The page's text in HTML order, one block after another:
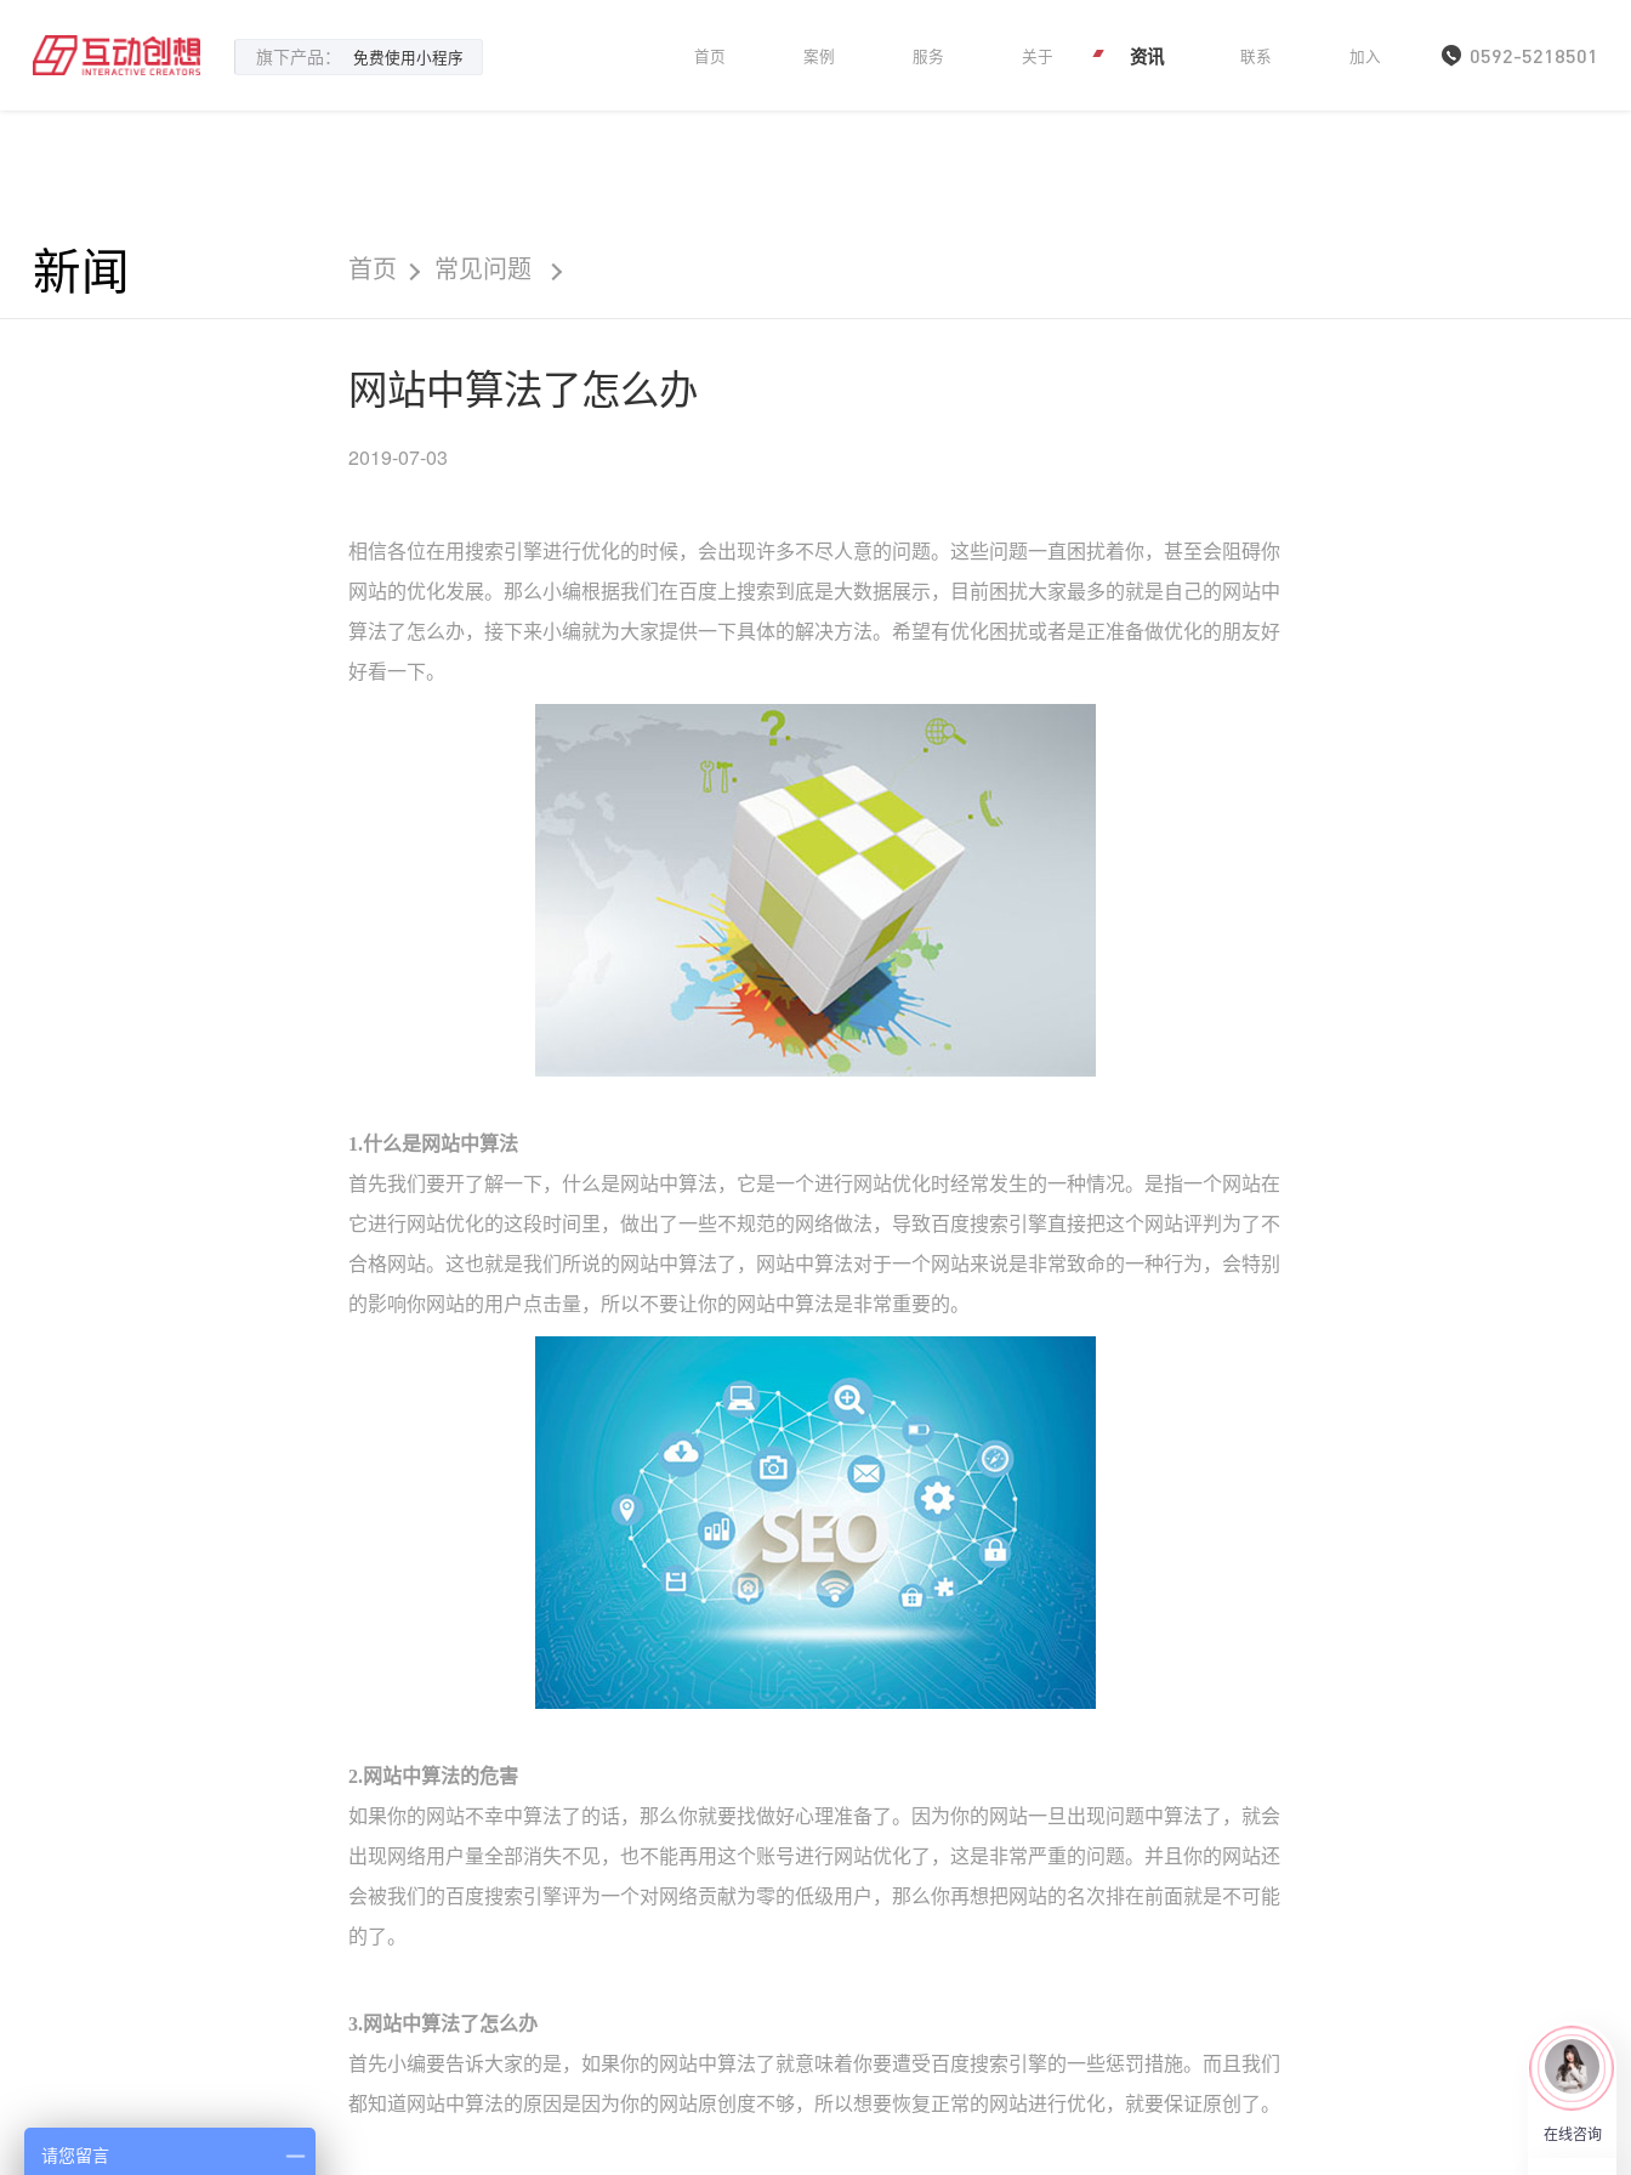
在线咨询
旗下产品： 免费使用小程序 首页 案例 服务 关于 资讯 联系 加入 0592-5218501
新闻 首页 常见问题
网站中算法了怎么办
2019-07-03
相信各位在用搜索引擎进行优化的时候，会出现许多不尽人意的问题。这些问题一直困扰着你，甚至会阻碍你
网站的优化发展。那么小编根据我们在百度上搜索到底是大数据展示，目前困扰大家最多的就是自己的网站中
算法了怎么办，接下来小编就为大家提供一下具体的解决方法。希望有优化困扰或者是正准备做优化的朋友好
好看一下。
1.什么是网站中算法
首先我们要开了解一下，什么是网站中算法，它是一个进行网站优化时经常发生的一种情况。是指一个网站在
它进行网站优化的这段时间里，做出了一些不规范的网络做法，导致百度搜索引擎直接把这个网站评判为了不
合格网站。这也就是我们所说的网站中算法了，网站中算法对于一个网站来说是非常致命的一种行为，会特别
的影响你网站的用户点击量，所以不要让你的网站中算法是非常重要的。
2.网站中算法的危害
如果你的网站不幸中算法了的话，那么你就要找做好心理准备了。因为你的网站一旦出现问题中算法了，就会
出现网络用户量全部消失不见，也不能再用这个账号进行网站优化了，这是非常严重的问题。并且你的网站还
会被我们的百度搜索引擎评为一个对网络贡献为零的低级用户，那么你再想把网站的名次排在前面就是不可能
的了。
3.网站中算法了怎么办
首先小编要告诉大家的是，如果你的网站中算法了就意味着你要遭受百度搜索引擎的一些惩罚措施。而且我们
都知道网站中算法的原因是因为你的网站原创度不够，所以想要恢复正常的网站进行优化，就要保证原创了。
请您留言